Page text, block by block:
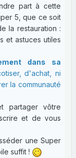
part à cette
5, que ce soit
la restauration :
et astuces utiles
dans sa
d'achat, ni
la communauté
partager vôtre
et de vous
une Super
suffit !